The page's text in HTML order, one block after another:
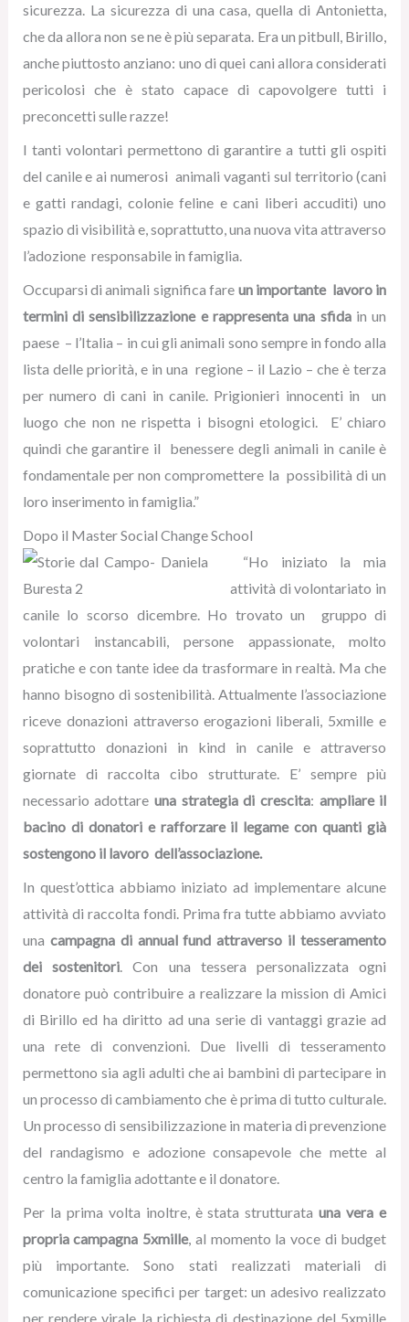
sicurezza. La sicurezza di una casa, quella di Antonietta,
che da allora non se ne è più separata. Era un pitbull, Birillo,
anche piuttosto anziano: uno di quei cani allora considerati
pericolosi che è stato capace di capovolgere tutti i
preconcetti sulle razze!
I tanti volontari permettono di garantire a tutti gli ospiti
del canile e ai numerosi animali vaganti sul territorio (cani
e gatti randagi, colonie feline e cani liberi accuditi) uno
spazio di visibilità e, soprattutto, una nuova vita attraverso
l’adozione responsabile in famiglia.
Occuparsi di animali significa fare un importante lavoro in
termini di sensibilizzazione e rappresenta una sfida in un
paese – l’Italia – in cui gli animali sono sempre in fondo alla
lista delle priorità, e in una regione – il Lazio – che è terza
per numero di cani in canile. Prigionieri innocenti in un
luogo che non ne rispetta i bisogni etologici. E’ chiaro
quindi che garantire il benessere degli animali in canile è
fondamentale per non compromettere la possibilità di un
loro inserimento in famiglia.”
Dopo il Master Social Change School
“Ho iniziato la mia
attività di volontariato in
canile lo scorso dicembre. Ho trovato un gruppo di
volontari instancabili, persone appassionate, molto
pratiche e con tante idee da trasformare in realtà. Ma che
hanno bisogno di sostenibilità. Attualmente l’associazione
riceve donazioni attraverso erogazioni liberali, 5xmille e
soprattutto donazioni in kind in canile e attraverso
giornate di raccolta cibo strutturate. E’ sempre più
necessario adottare una strategia di crescita: ampliare il
bacino di donatori e rafforzare il legame con quanti già
sostengono il lavoro dell’associazione.
In quest’ottica abbiamo iniziato ad implementare alcune
attività di raccolta fondi. Prima fra tutte abbiamo avviato
una campagna di annual fund attraverso il tesseramento
dei sostenitori. Con una tessera personalizzata ogni
donatore può contribuire a realizzare la mission di Amici
di Birillo ed ha diritto ad una serie di vantaggi grazie ad
una rete di convenzioni. Due livelli di tesseramento
permettono sia agli adulti che ai bambini di partecipare in
un processo di cambiamento che è prima di tutto culturale.
Un processo di sensibilizzazione in materia di prevenzione
del randagismo e adozione consapevole che mette al
centro la famiglia adottante e il donatore.
Per la prima volta inoltre, è stata strutturatauna vera e
propria campagna 5xmille, al momento la voce di budget
più importante. Sono stati realizzati materiali di
comunicazione specifici per target: un adesivo realizzato
per rendere virale la richiesta di destinazione del 5xmille